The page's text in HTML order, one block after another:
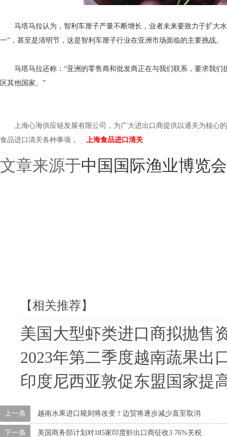
马塔马拉认为，智利车厘子产量不断增长，业者未来要致力于扩大
一”，甚至是清明节，这是智利车厘子行业在亚洲市场面临的主要挑战。
马塔马拉还称：“亚洲的零售商和批发商正在与我们联系，要求我们
区其他国家。”
上海心海供应链发展有限公司，为广大进出口商提供以通关为核心
食品进口清关各种事项，
上海食品进口清关
文章来源于中国国际渔业博览会
【相关推荐】
美国大型虾类进口商拟抛售资产
2023年第二季度越南蔬果出
印度尼西亚敦促东盟国家提
上一条 越南水果进口规则将改变！边贸将逐步减少直至取消
下一条 美国商务部计划对185家印度虾出口商征收3.76%关税